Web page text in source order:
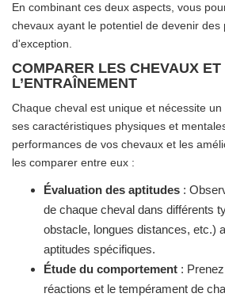
En combinant ces deux aspects, vous
chevaux ayant le potentiel de devenir des
d'exception.
COMPARER LES CHEVAUX
L’ENTRAÎNEMENT
Chaque cheval est unique et nécessite
ses caractéristiques physiques et
performances de vos chevaux et les
les comparer entre eux :
Évaluation des aptitudes :
de chaque cheval dans différents
obstacle, longues distances, etc.)
aptitudes spécifiques.
Étude du comportement :
réactions et le tempérament de